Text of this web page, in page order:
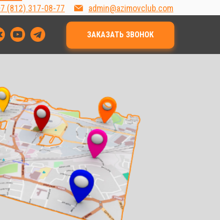
ЗАКАЗАТЬ ЗВОНОК
admin@azimovclub.com
(812) 317-08-77